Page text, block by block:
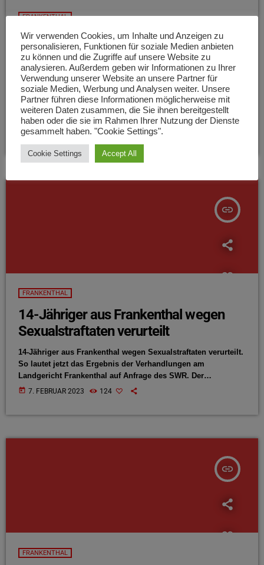
FRANKENTHAL
Gerichtsverhandlung wegen
missglückter Augenoperation –
Speyerer involviert
Mann aus Speyer verklagt seinen Augenarzt auf
Schmerzensgeld wegen missglückter Augenoperation. Aus
der ANTENNE-Nachrichtenredaktion Julia Weidt:
today 22. FEBRUAR 2023 46
insert_link
FRANKENTHAL
14-Jähriger aus Frankenthal wegen
Sexualstraftaten verurteilt
14-Jähriger aus Frankenthal wegen Sexualstraftaten verurteilt.
So lautet jetzt das Ergebnis der Verhandlungen am
Landgericht Frankenthal auf Anfrage des SWR. Der
Jugendliche wurde für die Belästigung mehrerer Mädchen
today 7. FEBRUAR 2023 124
insert_link
FRANKENTHAL
Wir verwenden Cookies, um Inhalte und Anzeigen zu
personalisieren, Funktionen für soziale Medien anbieten
zu können und die Zugriffe auf unsere Website zu
analysieren. Außerdem geben wir Informationen zu Ihrer
Verwendung unserer Website an unsere Partner für
soziale Medien, Werbung und Analysen weiter. Unsere
Partner führen diese Informationen möglicherweise mit
weiteren Daten zusammen, die Sie ihnen bereitgestellt
haben oder die sie im Rahmen Ihrer Nutzung der Dienste
gesammelt haben. "Cookie Settings".
Cookie Settings Accept All